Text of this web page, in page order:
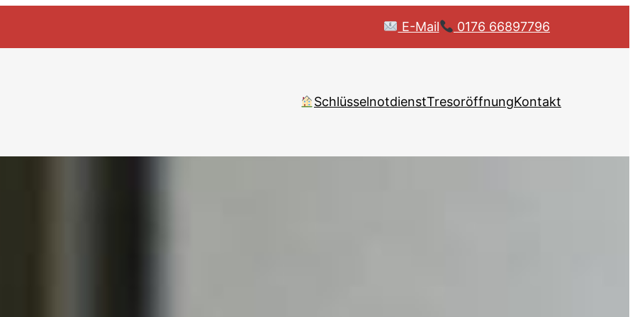
E-Mail 0176 66897796
SchlüsselnotdienstTresoröffnungKontakt